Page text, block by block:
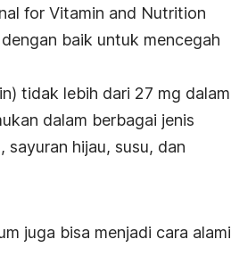
for Vitamin and Nutrition
baik untuk mencegah
tidak lebih dari 27 mg dalam
dalam berbagai jenis
hijau, susu, dan
juga bisa menjadi cara alami